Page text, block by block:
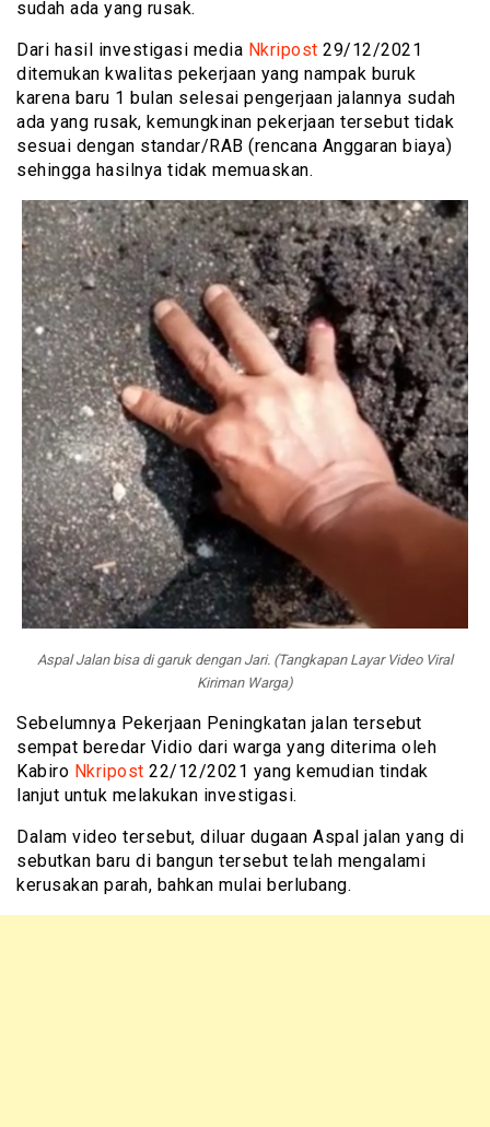
sudah ada yang rusak.
Dari hasil investigasi media Nkripost 29/12/2021
ditemukan kwalitas pekerjaan yang nampak buruk
karena baru 1 bulan selesai pengerjaan jalannya sudah
ada yang rusak, kemungkinan pekerjaan tersebut tidak
sesuai dengan standar/RAB (rencana Anggaran biaya)
sehingga hasilnya tidak memuaskan.
Aspal Jalan bisa di garuk dengan Jari. (Tangkapan Layar Video Viral
Kiriman Warga)
Sebelumnya Pekerjaan Peningkatan jalan tersebut
sempat beredar Vidio dari warga yang diterima oleh
Kabiro Nkripost 22/12/2021 yang kemudian tindak
lanjut untuk melakukan investigasi.
Dalam video tersebut, diluar dugaan Aspal jalan yang di
sebutkan baru di bangun tersebut telah mengalami
kerusakan parah, bahkan mulai berlubang.